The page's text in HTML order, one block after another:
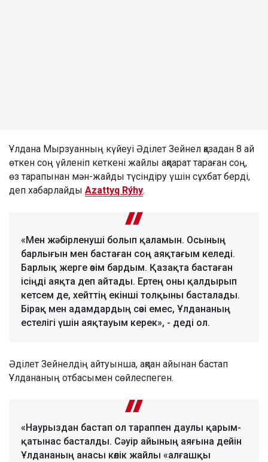
Ұлдана Мырзуанның күйеуі Әділет Зейнел қазадан 8 ай
өткен соң үйленіп кеткені жайлы ақпарат тараған соң,
өз тарапынан мән-жайды түсіндіру үшін сұхбат берді,
деп хабарлайды Azattyq Rýhy.
«Мен жәбірленуші болып қаламын. Осының
барлығын мен бастаған соң аяқтағым келеді.
Барлық жерге өзім бардым. Қазақта бастаған
ісіңді аяқта деп айтады. Ертең оны қалдырып
кетсем де, хейттің екінші толқыны басталады.
Бірақ мен адамдардың сөзі емес, Ұлдананың
естелігі үшін аяқтауым керек», - деді ол.
Әділет Зейнелдің айтуынша, ақпан айынан бастап
Ұлдананың отбасымен сөйлеспеген.
«Наурыздан бастап ол тараппен даулы қарым-
қатынас басталды. Сәуір айының аяғына дейін
Ұлдананың анасы көлік жайлы «алғашқы